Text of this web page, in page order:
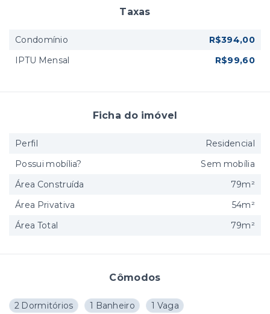
Cômodos
2 Dormitórios 1 Banheiro
1 Vaga
Taxas
Condomínio
R$394,00
IPTU Mensal
R$99,60
Ficha do imóvel
Perfil
Residencial
Possui mobília?
Sem mobília
Área Construída
79m²
Área Privativa
54m²
Área Total
79m²